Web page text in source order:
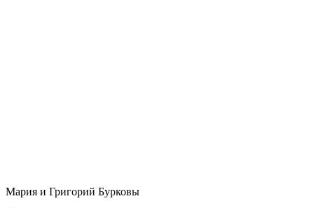
Мария и Григорий Бурковы